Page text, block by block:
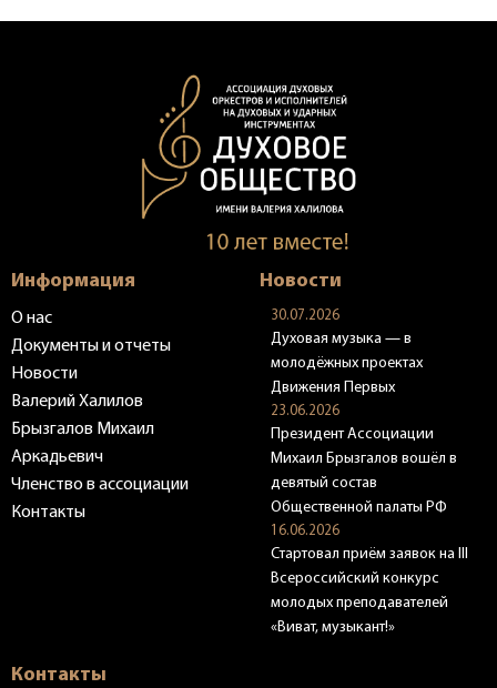
Информация
О нас
Документы и отчеты
Новости
Валерий Халилов
Брызгалов Михаил
Аркадьевич
Членство в ассоциации
Контакты
Новости
30.07.2026
Духовая музыка — в
молодёжных проектах
Движения Первых
23.06.2026
Президент Ассоциации
Михаил Брызгалов вошёл в
девятый состав
Общественной палаты РФ
16.06.2026
Стартовал приём заявок на III
Всероссийский конкурс
молодых преподавателей
«Виват, музыкант!»
Контакты